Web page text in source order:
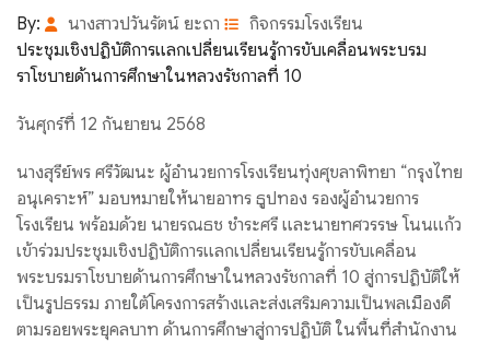
By: นางสาวปวันรัตน์ ยะถา
กิจกรรมโรงเรียน
ประชุมเชิงปฏิบัติการแลกเปลี่ยนเรียนรู้การขับเคลื่อนพระบรม
ราโชบายด้านการศึกษาในหลวงรัชกาลที่ 10
วันศุกร์ที่ 12 กันยายน 2568
นางสุรีย์พร ศรีวัฒนะ ผู้อำนวยการโรงเรียนทุ่งศุขลาพิทยา “กรุงไทย
อนุเคราะห์” มอบหมายให้นายอาทร ธูปทอง รองผู้อำนวยการ
โรงเรียน พร้อมด้วย นายรณธช ชำระศรี และนายทศวรรษ โนนแก้ว
เข้าร่วมประชุมเชิงปฏิบัติการแลกเปลี่ยนเรียนรู้การขับเคลื่อน
พระบรมราโชบายด้านการศึกษาในหลวงรัชกาลที่ 10 สู่การปฏิบัติให้
เป็นรูปธรรม ภายใต้โครงการสร้างและส่งเสริมความเป็นพลเมืองดี
ตามรอยพระยุคลบาท ด้านการศึกษาสู่การปฏิบัติ ในพื้นที่สำนักงาน